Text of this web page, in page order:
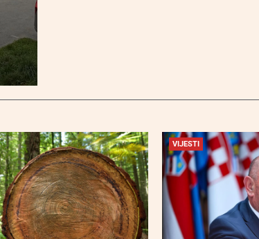
VIJESTI